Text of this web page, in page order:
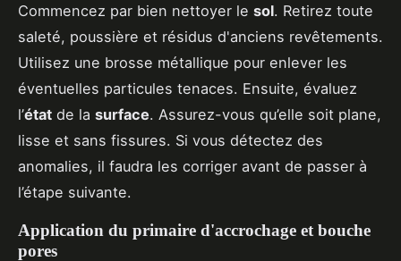
Commencez par bien nettoyer le sol. Retirez toute
saleté, poussière et résidus d'anciens revêtements.
Utilisez une brosse métallique pour enlever les
éventuelles particules tenaces. Ensuite, évaluez
l’état de la surface. Assurez-vous qu’elle soit plane,
lisse et sans fissures. Si vous détectez des
anomalies, il faudra les corriger avant de passer à
l’étape suivante.
Application du primaire d'accrochage et bouche
pores